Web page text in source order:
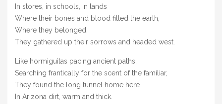
In stores, in schools, in lands
Where their bones and blood filled the earth,
Where they belonged,
They gathered up their sorrows and headed west.
Like hormiguitas pacing ancient paths,
Searching frantically for the scent of the familiar,
They found the long tunnel home here
In Arizona dirt, warm and thick.